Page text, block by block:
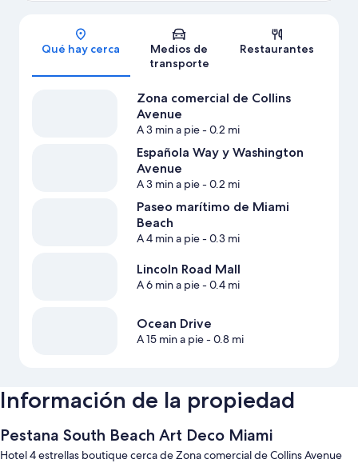
Sección del mapa
Qué hay cerca
Medios de
transporte
Restaurantes
Zona comercial de Collins
Avenue
A 3 min a pie- 0.2 mi
Española Way y Washington
Avenue
A 3 min a pie- 0.2 mi
Paseo marítimo de Miami
Beach
A 4 min a pie- 0.3 mi
Lincoln Road Mall
A 6 min a pie- 0.4 mi
Ocean Drive
A 15 min a pie- 0.8 mi
Información de la propiedad
Pestana South Beach Art Deco Miami
Hotel 4 estrellas boutique cerca de Zona comercial de Collins Avenue